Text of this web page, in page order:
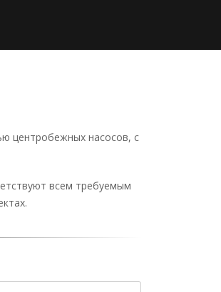
центробежных насосов, с
всем требуемым